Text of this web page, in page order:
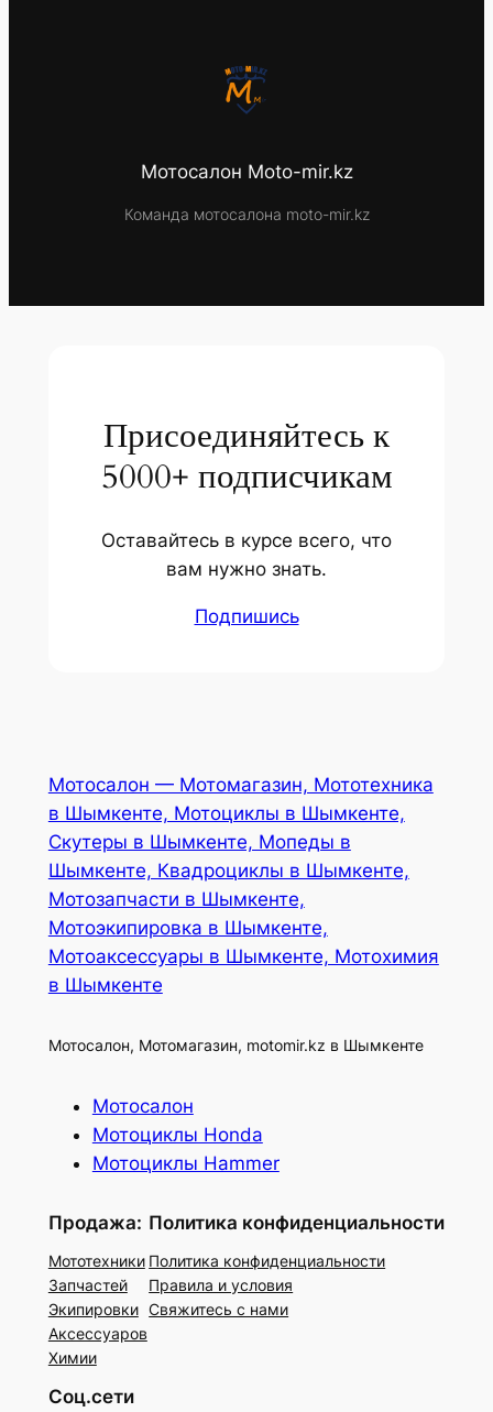
Мотосалон Moto-mir.kz
Команда мотосалона moto-mir.kz
Присоединяйтесь к
5000+ подписчикам
Оставайтесь в курсе всего, что
вам нужно знать.
Подпишись
Мотосалон — Мотомагазин, Мототехника
в Шымкенте, Мотоциклы в Шымкенте,
Скутеры в Шымкенте, Мопеды в
Шымкенте, Квадроциклы в Шымкенте,
Мотозапчасти в Шымкенте,
Мотоэкипировка в Шымкенте,
Мотоаксессуары в Шымкенте, Мотохимия
в Шымкенте
Мотосалон, Мотомагазин, motomir.kz в Шымкенте
Мотосалон
Мотоциклы Honda
Мотоциклы Hammer
Продажа:
Мототехники
Запчастей
Экипировки
Аксессуаров
Химии
Политика конфиденциальности
Политика конфиденциальности
Правила и условия
Свяжитесь с нами
Соц.сети